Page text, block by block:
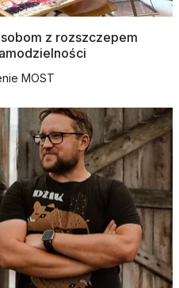
z rozszczepem
MOST